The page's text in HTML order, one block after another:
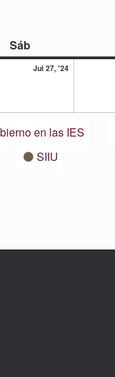
Sábsábado
Jul 27, '2427
en las IES
SIIU